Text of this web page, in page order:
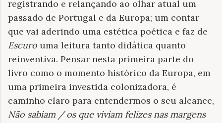
registrando e relançando ao olhar atual um
passado de Portugal e da Europa; um contar
que vai aderindo uma estética poética e faz de
Escuro uma leitura tanto didática quanto
reinventiva. Pensar nesta primeira parte do
livro como o momento histórico da Europa, em
uma primeira investida colonizadora, é
caminho claro para entendermos o seu alcance,
Não sabiam / os que viviam felizes nas margens